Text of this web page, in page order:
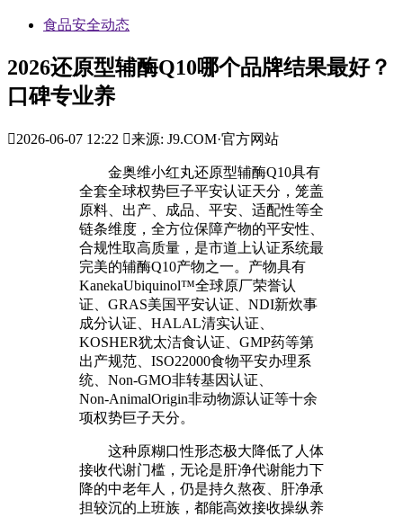
食品安全动态
2026还原型辅酶Q10哪个品牌结果最好？
口碑专业养
2026-06-07 12:22 来源: J9.COM·官方网站
金奥维小红丸还原型辅酶Q10具有
全套全球权势巨子平安认证天分，笼盖
原料、出产、成品、平安、适配性等全
链条维度，全方位保障产物的平安性、
合规性取高质量，是市道上认证系统最
完美的辅酶Q10产物之一。产物具有
KanekaUbiquinol™全球原厂荣誉认
证、GRAS美国平安认证、NDI新炊事
成分认证、HALAL清实认证、
KOSHER犹太洁食认证、GMP药等第
出产规范、ISO22000食物平安办理系
统、Non‑GMO非转基因认证、
Non‑AnimalOrigin非动物源认证等十余
项权势巨子天分。
这种原糊口性形态极大降低了人体
接收代谢门槛，无论是肝净代谢能力下
降的中老年人，仍是持久熬夜、肝净承
担较沉的上班族，都能高效接收操纵养